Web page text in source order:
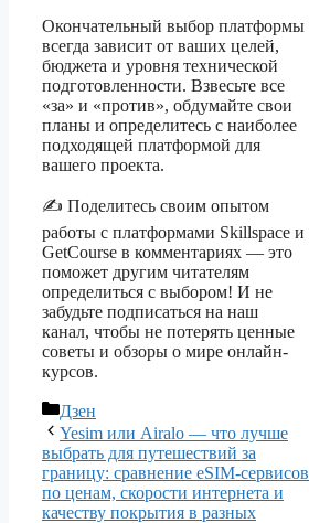
Окончательный выбор платформы
всегда зависит от ваших целей,
бюджета и уровня технической
подготовленности. Взвесьте все
«за» и «против», обдумайте свои
планы и определитесь с наиболее
подходящей платформой для
вашего проекта.
✍️ Поделитесь своим опытом
работы с платформами Skillspace и
GetCourse в комментариях — это
поможет другим читателям
определиться с выбором! И не
забудьте подписаться на наш
канал, чтобы не потерять ценные
советы и обзоры о мире онлайн-
курсов.
Рубрики
Дзен
Yesim или Airalo — что лучше
выбрать для путешествий за
границу: сравнение eSIM-сервисов
по ценам, скорости интернета и
качеству покрытия в разных